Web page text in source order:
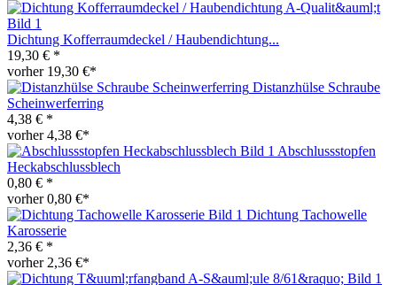
Dichtung Kofferraumdeckel / Haubendichtung...
19,30 € *
vorher 19,30 €*
Distanzhülse Schraube
Scheinwerferring
4,38 € *
vorher 4,38 €*
Abschlussstopfen
Heckabschlussblech
0,80 € *
vorher 0,80 €*
Dichtung Tachowelle
Karosserie
2,36 € *
vorher 2,36 €*